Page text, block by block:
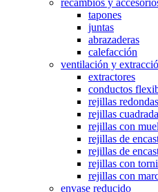
recambios y
tapones
juntas
abrazaderas
calefacción
ventilación y
extractores
conductos
rejillas redondas
rejillas
rejillas con
rejillas de
rejillas de
rejillas con
rejillas con
envase reducido